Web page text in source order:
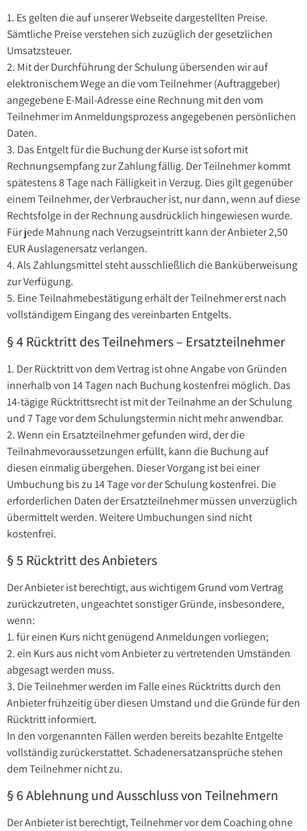
1. Es gelten die auf unserer Webseite dargestellten Preise.
Sämtliche Preise verstehen sich zuzüglich der gesetzlichen
Umsatzsteuer.
2. Mit der Durchführung der Schulung übersenden wir auf
elektronischem Wege an die vom Teilnehmer (Auftraggeber)
angegebene E-Mail-Adresse eine Rechnung mit den vom
Teilnehmer im Anmeldungsprozess angegebenen persönlichen
Daten.
3. Das Entgelt für die Buchung der Kurse ist sofort mit
Rechnungsempfang zur Zahlung fällig. Der Teilnehmer kommt
spätestens 8 Tage nach Fälligkeit in Verzug. Dies gilt gegenüber
einem Teilnehmer, der Verbraucher ist, nur dann, wenn auf diese
Rechtsfolge in der Rechnung ausdrücklich hingewiesen wurde.
Für jede Mahnung nach Verzugseintritt kann der Anbieter 2,50
EUR Auslagenersatz verlangen.
4. Als Zahlungsmittel steht ausschließlich die Banküberweisung
zur Verfügung.
5. Eine Teilnahmebestätigung erhält der Teilnehmer erst nach
vollständigem Eingang des vereinbarten Entgelts.
§ 4 Rücktritt des Teilnehmers – Ersatzteilnehmer
1. Der Rücktritt von dem Vertrag ist ohne Angabe von Gründen
innerhalb von 14 Tagen nach Buchung kostenfrei möglich. Das
14-tägige Rücktrittsrecht ist mit der Teilnahme an der Schulung
und 7 Tage vor dem Schulungstermin nicht mehr anwendbar.
2. Wenn ein Ersatzteilnehmer gefunden wird, der die
Teilnahmevoraussetzungen erfüllt, kann die Buchung auf
diesen einmalig übergehen. Dieser Vorgang ist bei einer
Umbuchung bis zu 14 Tage vor der Schulung kostenfrei. Die
erforderlichen Daten der Ersatzteilnehmer müssen unverzüglich
übermittelt werden. Weitere Umbuchungen sind nicht
kostenfrei.
§ 5 Rücktritt des Anbieters
Der Anbieter ist berechtigt, aus wichtigem Grund vom Vertrag
zurückzutreten, ungeachtet sonstiger Gründe, insbesondere,
wenn:
1. für einen Kurs nicht genügend Anmeldungen vorliegen;
2. ein Kurs aus nicht vom Anbieter zu vertretenden Umständen
abgesagt werden muss.
3. Die Teilnehmer werden im Falle eines Rücktritts durch den
Anbieter frühzeitig über diesen Umstand und die Gründe für den
Rücktritt informiert.
In den vorgenannten Fällen werden bereits bezahlte Entgelte
vollständig zurückerstattet. Schadenersatzansprüche stehen
dem Teilnehmer nicht zu.
§ 6 Ablehnung und Ausschluss von Teilnehmern
Der Anbieter ist berechtigt, Teilnehmer vor dem Coaching ohne